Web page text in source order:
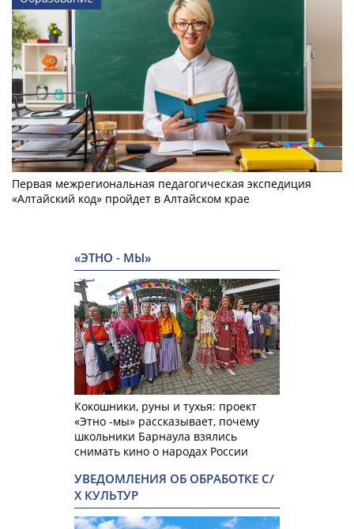
Первая межрегиональная педагогическая экспедиция
«Алтайский код» пройдет в Алтайском крае
«ЭТНО - МЫ»
Кокошники, руны и тухья: проект
«Этно -мы» рассказывает, почему
школьники Барнаула взялись
снимать кино о народах России
УВЕДОМЛЕНИЯ ОБ ОБРАБОТКЕ С/
Х КУЛЬТУР